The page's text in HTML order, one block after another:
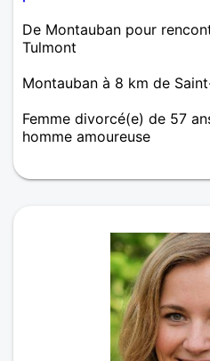
De Montauban pour
Tulmont
Montauban à 8 km de
Femme divorcé(e) de 57
homme amoureuse
conversation, de l'humour.